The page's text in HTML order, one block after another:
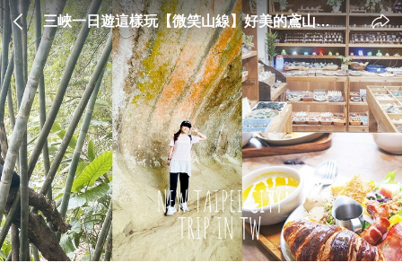
三峽一日遊這樣玩【微笑山線】好美的鳶山彩
壁,登山步道 - ONLYYUSUKE*吃喝玩樂都最高